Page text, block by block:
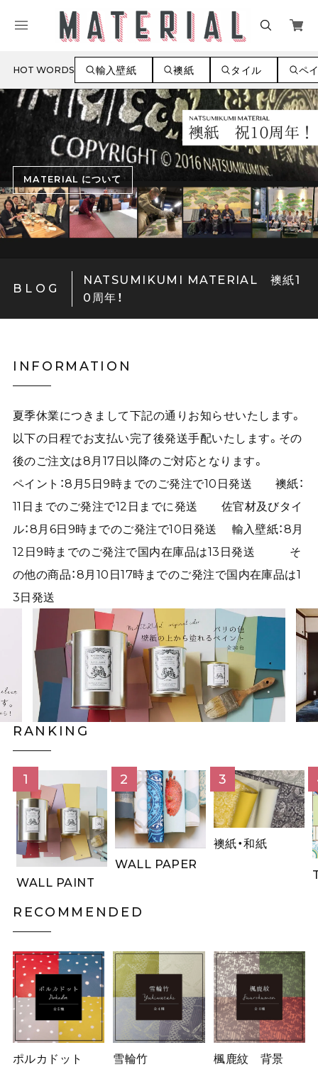
HOT WORDS 輸入壁紙 襖紙 タイル ペ
MATERIAL について
BLOG
NATSUMIKUMI MATERIAL 襖紙1
0周年！
INFORMATION
夏季休業につきまして下記の通りお知らせいたします。
以下の日程でお支払い完了後発送手配いたします。その
後のご注文は8月17日以降のご対応となります。
ペイント：8月5日9時までのご発注で10日発送 襖紙：
11日までのご発注で12日までに発送 佐官材及びタイ
ル：8月6日9時までのご発注で10日発送 輸入壁紙：8月
12日9時までのご発注で国内在庫品は13日発送 そ
の他の商品：8月10日17時までのご発注で国内在庫品は1
3日発送
RANKING
WALL PAINT
WALL PAPER
襖紙・和紙
RECOMMENDED
ポルカドット 雪輪竹 楓鹿紋 背景